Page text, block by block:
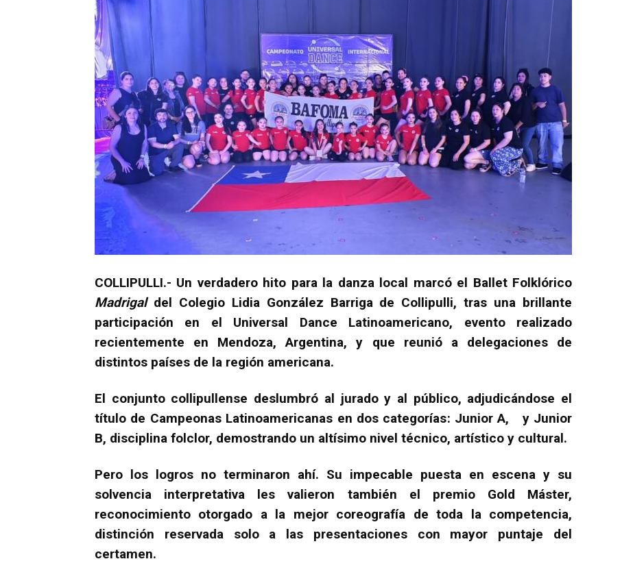
COLLIPULLI.- Un verdadero hito para la danza local marcó el Ballet Folklórico
Madrigaldel Colegio Lidia González Barriga de Collipulli, tras una brillante
participación en el Universal Dance Latinoamericano, evento realizado
recientemente en Mendoza, Argentina, y que reunió a delegaciones de
distintos países de la región americana.
El conjunto collipullense deslumbró al jurado y al público, adjudicándose el
título de Campeonas Latinoamericanas en dos categorías: Junior A, y Junior
B, disciplina folclor, demostrando un altísimo nivel técnico, artístico y cultural.
Pero los logros no terminaron ahí. Su impecable puesta en escena y su
solvencia interpretativa les valieron también el premio Gold Máster,
reconocimiento otorgado a la mejor coreografía de toda la competencia,
distinción reservada solo a las presentaciones con mayor puntaje del
certamen.